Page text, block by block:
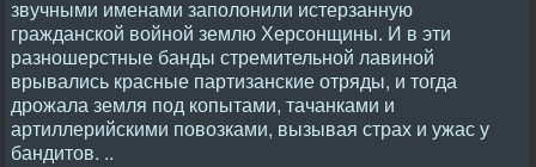
звучными именами заполонили истерзанную
гражданской войной землю Херсонщины. И в эти
разношерстные банды стремительной лавиной
врывались красные партизанские отряды, и тогда
дрожала земля под копытами, тачанками и
артиллерийскими повозками, вызывая страх и ужас у
бандитов. ..